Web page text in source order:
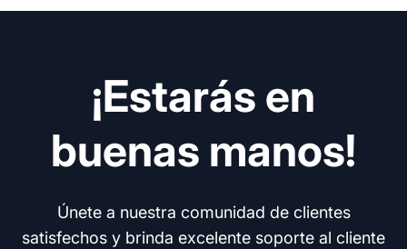
¡Estarás en
buenas manos!
Únete a nuestra comunidad de clientes
satisfechos y brinda excelente soporte al cliente